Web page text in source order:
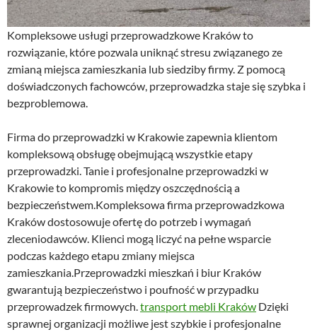
Kompleksowe usługi przeprowadzkowe Kraków to
rozwiązanie, które pozwala uniknąć stresu związanego ze
zmianą miejsca zamieszkania lub siedziby firmy. Z pomocą
doświadczonych fachowców, przeprowadzka staje się szybka i
bezproblemowa.
Firma do przeprowadzki w Krakowie zapewnia klientom
kompleksową obsługę obejmującą wszystkie etapy
przeprowadzki. Tanie i profesjonalne przeprowadzki w
Krakowie to kompromis między oszczędnością a
bezpieczeństwem.Kompleksowa firma przeprowadzkowa
Kraków dostosowuje ofertę do potrzeb i wymagań
zleceniodawców. Klienci mogą liczyć na pełne wsparcie
podczas każdego etapu zmiany miejsca
zamieszkania.Przeprowadzki mieszkań i biur Kraków
gwarantują bezpieczeństwo i poufność w przypadku
przeprowadzek firmowych.transport mebli Kraków Dzięki
sprawnej organizacji możliwe jest szybkie i profesjonalne